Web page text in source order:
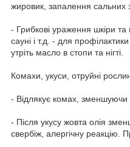
жировик, запалення сальних
- Грибкові ураження шкіри та
сауні і т.д. - для
утріть масло в стопи та нігті.
Комахи, укуси, отруйні
- Відлякує комах, зменшуючи
- Після укусу жовта олія
свербіж, алергічну реакцію.